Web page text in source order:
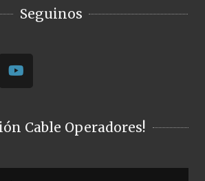
Seguinos
Cable Operadores!